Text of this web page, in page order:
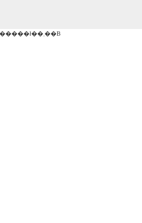
���̃T�C�g��DVD�̂݃f�[�^�����ł��܂��B